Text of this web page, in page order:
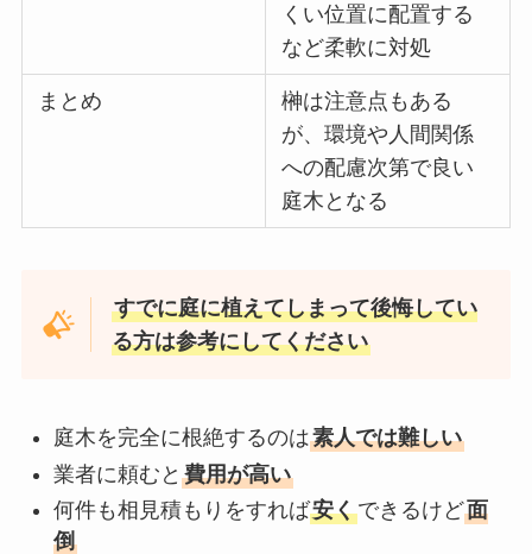
くい位置に配置する
など柔軟に対処
まとめ
榊は注意点もある
が、環境や人間関係
への配慮次第で良い
庭木となる
すでに庭に植えてしまって後悔してい
る方は参考にしてください
庭木を完全に根絶するのは素人では難しい
業者に頼むと 費用が高い
何件も相見積もりをすれば安くできるけど面
倒